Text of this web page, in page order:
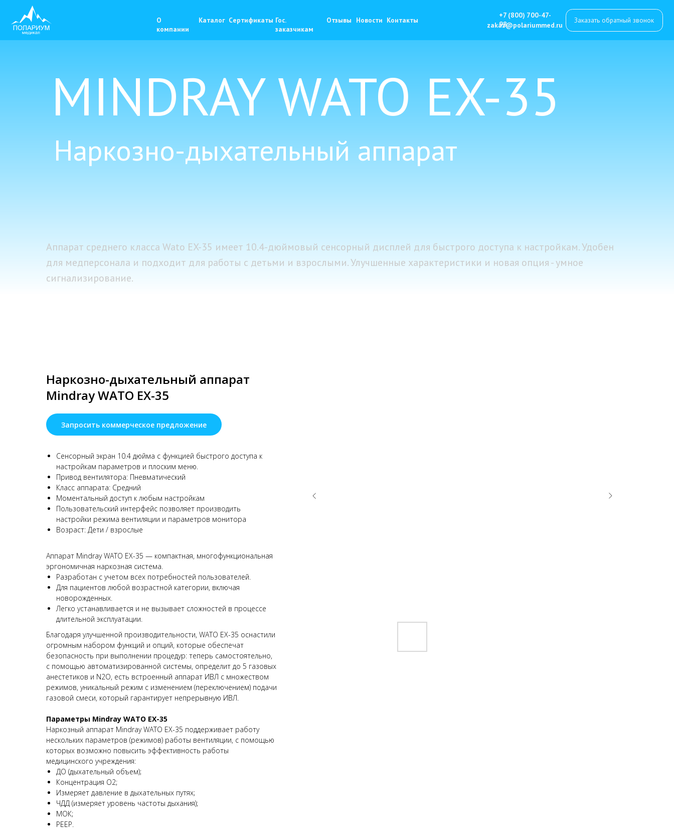
Каталог Новости
Сертификаты Гос.
заказчикам
Контакты
zakaz@polariummed.ru
Заказать обратный звонок
MINDRAY WATO EX-35
Наркозно-дыхательный аппарат
Аппарат среднего класса Wato EX-35 имеет 10.4-дюймовый сенсорный дисплей для быстрого доступа к настройкам. Удобен
для медперсонала и подходит для работы с детьми и взрослыми. Улучшенные характеристики и новая опция - умное
сигнализирование.
Наркозно-дыхательный аппарат
Mindray WATO EX-35
Запросить коммерческое предложение
Сенсорный экран 10.4 дюйма с функцией быстрого доступа к
настройкам параметров и плоским меню.
Привод вентилятора: Пневматический
Класс аппарата: Средний
Моментальный доступ к любым настройкам
Пользовательский интерфейс позволяет производить
настройки режима вентиляции и параметров монитора
Возраст: Дети / взрослые
Аппарат Mindray WATO EX-35 — компактная, многофункциональная
эргономичная наркозная система.
Разработан с учетом всех потребностей пользователей.
Для пациентов любой возрастной категории, включая
новорожденных.
Легко устанавливается и не вызывает сложностей в процессе
длительной эксплуатации.
Благодаря улучшенной производительности, WATO EX-35 оснастили
огромным набором функций и опций, которые обеспечат
безопасность при выполнении процедур: теперь самостоятельно,
с помощью автоматизированной системы, определит до 5 газовых
анестетиков и N2O, есть встроенный аппарат ИВЛ с множеством
режимов, уникальный режим с изменением (переключением) подачи
газовой смеси, который гарантирует непрерывную ИВЛ.
Параметры Mindray WATO EX-35
Наркозный аппарат Mindray WATO EX-35 поддерживает работу
нескольких параметров (режимов) работы вентиляции, с помощью
которых возможно повысить эффективность работы
медицинского учреждения:
ДО (дыхательный объем);
Концентрация О2;
Измеряет давление в дыхательных путях;
ЧДД (измеряет уровень частоты дыхания);
МОК;
PEEP.